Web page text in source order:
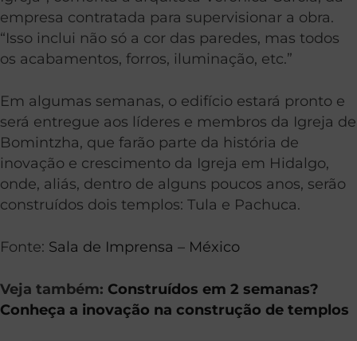
empresa contratada para supervisionar a obra.
“Isso inclui não só a cor das paredes, mas todos
os acabamentos, forros, iluminação, etc.”
Em algumas semanas, o edifício estará pronto e
será entregue aos líderes e membros da Igreja de
Bomintzha, que farão parte da história de
inovação e crescimento da Igreja em Hidalgo,
onde, aliás, dentro de alguns poucos anos, serão
construídos dois templos: Tula e Pachuca.
Fonte: Sala de Imprensa – México
Veja também: Construídos em 2 semanas?
Conheça a inovação na construção de templos